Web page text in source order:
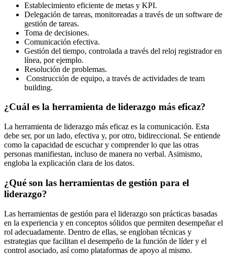
Establecimiento eficiente de metas y KPI.
Delegación de tareas, monitoreadas a través de un software de
gestión de tareas.
Toma de decisiones.
Comunicación efectiva.
Gestión del tiempo, controlada a través del reloj registrador en
línea, por ejemplo.
Resolución de problemas.
Construcción de equipo, a través de actividades de team
building.
¿Cuál es la herramienta de liderazgo más eficaz?
La herramienta de liderazgo más eficaz es la comunicación. Esta
debe ser, por un lado, efectiva y, por otro, bidireccional. Se entiende
como la capacidad de escuchar y comprender lo que las otras
personas manifiestan, incluso de manera no verbal. Asimismo,
engloba la explicación clara de los datos.
¿Qué son las herramientas de gestión para el
liderazgo?
Las herramientas de gestión para el liderazgo son prácticas basadas
en la experiencia y en conceptos sólidos que permiten desempeñar el
rol adecuadamente. Dentro de ellas, se engloban técnicas y
estrategias que facilitan el desempeño de la función de líder y el
control asociado, así como plataformas de apoyo al mismo.